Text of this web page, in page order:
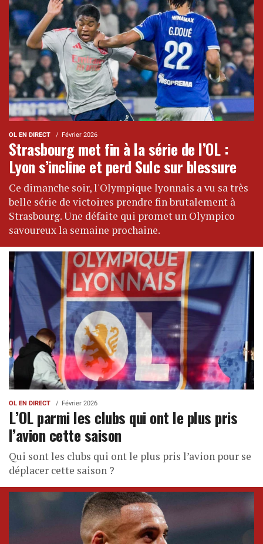
OL EN DIRECT Février 2026
Strasbourg met fin à la série de l’OL :
Lyon s’incline et perd Sulc sur blessure
Ce dimanche soir, l'Olympique lyonnais a vu sa très
belle série de victoires prendre fin brutalement à
Strasbourg. Une défaite qui promet un Olympico
savoureux la semaine prochaine.
OL EN DIRECT Février 2026
L’OL parmi les clubs qui ont le plus pris
l’avion cette saison
Qui sont les clubs qui ont le plus pris l’avion pour se
déplacer cette saison ?